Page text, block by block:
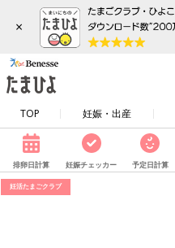
×
TOP 妊娠・出産
排卵日計算 妊娠チェッカー 予定日計算
妊活たまごクラブ